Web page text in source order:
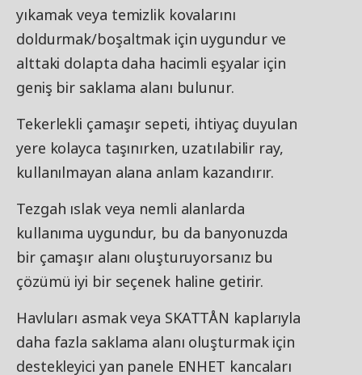
yıkamak veya temizlik kovalarını
doldurmak/boşaltmak için uygundur ve
alttaki dolapta daha hacimli eşyalar için
geniş bir saklama alanı bulunur.
Tekerlekli çamaşır sepeti, ihtiyaç duyulan
yere kolayca taşınırken, uzatılabilir ray,
kullanılmayan alana anlam kazandırır.
Tezgah ıslak veya nemli alanlarda
kullanıma uygundur, bu da banyonuzda
bir çamaşır alanı oluşturuyorsanız bu
çözümü iyi bir seçenek haline getirir.
Havluları asmak veya SKATTÅN kaplarıyla
daha fazla saklama alanı oluşturmak için
destekleyici yan panele ENHET kancaları